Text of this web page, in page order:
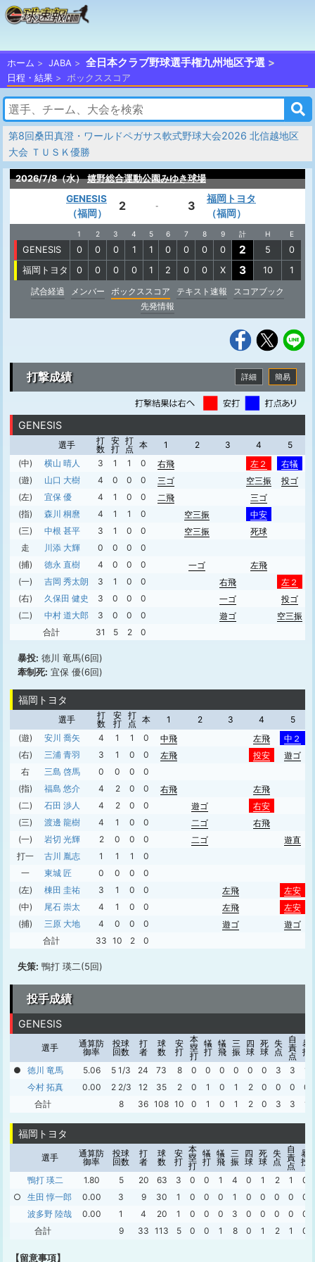
ホーム JABA 全日本クラブ野球選手権九州地区予選
日程・結果 ボックススコア
第8回桑田真澄・ワールドペガサス軟式野球大会2026 北信越地区
大会 ＴＵＳＫ優勝
2026/7/8（水） 嬉野総合運動公園みゆき球場
GENESIS
（福岡）
2 - 3
福岡トヨタ
（福岡）
1 2 3 4 5 6 7 8 9 計 H E
GENESIS 0 0 0 1 1 0 0 0 0 2 5
0
福岡トヨタ
0 0 0 0 1 2 0 0 X 3 10
1
試合経過
メンバー ボックススコア テキスト速報
スコアブック
先発情報
打撃成績 簡易
詳細
GENESIS
選手
打
数
安
打
打
点 本 1 2 3 4
5
(中)
横山 晴人 3 1 1 0 右飛 左２
右犠
(遊)
山口 大樹 4 0 0 0 三ゴ 空三振
投ゴ
(左)
宜保 優 4 1 0 0 二飛 三ゴ
(指)
森川 桐麿 4 1 1 0 空三振 中安
(三)
中根 甚平 3 1 0 0 空三振 死球
走
川添 大輝 0 0 0
0
(捕)
徳永 直樹 4 0 0 0 一ゴ
左飛
(一)
吉岡 秀太朗 3 1 0 0 右飛
左２
(右)
久保田 健史 3 0 0 0 一ゴ
投ゴ
(二)
中村 道大郎 3 0 0 0 遊ゴ
空三振
合計
31 5 2 0
暴投: 徳川 竜馬(6回)
牽制死: 宜保 優(6回)
福岡トヨタ
選手
打
数
安
打
打
点 本 1 2 3 4
5
(遊)
安川 喬矢 4 1 1 0 中飛 左飛
中２
(右)
三浦 青羽 3 1 0 0 左飛 投安
遊ゴ
右
三島 啓馬 0 0 0
0
(指)
福島 悠介 4 2 0 0 右飛
左飛
(二)
石田 渉人 4 2 0 0 遊ゴ
右安
(三)
渡邊 龍樹 4 1 0 0 二ゴ
右飛
(一)
岩切 光輝 2 0 0 0 二ゴ
遊直
打一
古川 胤志 1 1 1
0
一
東城 匠 0 0 0
0
(左)
棟田 圭祐 3 1 0 0 左飛 左安
(中)
尾石 崇太 4 1 0 0 左飛
左安
(捕)
三原 大地 4 0 0 0 遊ゴ
遊ゴ
合計
33 10 2 0
失策: 鴨打 瑛二(5回)
投手成績
GENESIS
選手
通算防
御率
投球
回数
打
者
球
数
安
打
本
塁
打
犠
打
犠
飛
三
振
四
球
死
球
失
点
自
責
点
暴
投
●
徳川 竜馬 5.06 5 1/3 24 73 8 0 0 0 0 0 0 3 3
1
今村 拓真
0.00 2 2/3 12 35 2 0 1 0 1 2 0 0 0
0
合計
8 36 108 10 0 1 0 1 2 0 3 3 1
福岡トヨタ
選手
通算防
御率
投球
回数
打
者
球
数
安
打
本
塁
打
犠
打
犠
飛
三
振
四
球
死
球
失
点
自
責
点
暴
投
鴨打 瑛二
1.80 5 20 63 3 0 0 1 4 0 1 2 1
0
○
生田 惇一郎 0.00 3 9 30 1 0 0 0 1 0 0 0 0
0
波多野 陸哉
0.00 1 4 20 1 0 0 0 3 0 0 0 0
0
合計
9 33 113 5 0 0 1 8 0 1 2 1 0
【留意事項】